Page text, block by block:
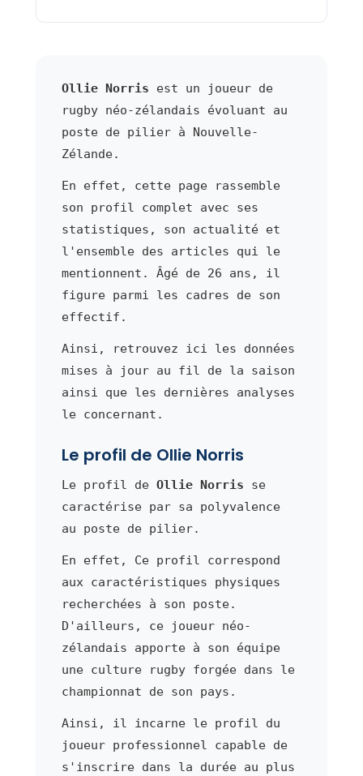
Ollie Norris est un joueur de
rugby néo-zélandais évoluant au
poste de pilier à Nouvelle-
Zélande.
En effet, cette page rassemble
son profil complet avec ses
statistiques, son actualité et
l'ensemble des articles qui le
mentionnent. Âgé de 26 ans, il
figure parmi les cadres de son
effectif.
Ainsi, retrouvez ici les données
mises à jour au fil de la saison
ainsi que les dernières analyses
le concernant.
Le profil de Ollie Norris
Le profil de Ollie Norris se
caractérise par sa polyvalence
au poste de pilier.
En effet, Ce profil correspond
aux caractéristiques physiques
recherchées à son poste.
D'ailleurs, ce joueur néo-
zélandais apporte à son équipe
une culture rugby forgée dans le
championnat de son pays.
Ainsi, il incarne le profil du
joueur professionnel capable de
s'inscrire dans la durée au plus